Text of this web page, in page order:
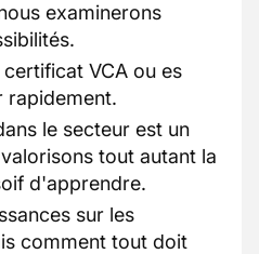
examinerons
VCA ou es
rapidement.
le secteur est un
tout autant la
d'apprendre.
sur les
comment tout doit